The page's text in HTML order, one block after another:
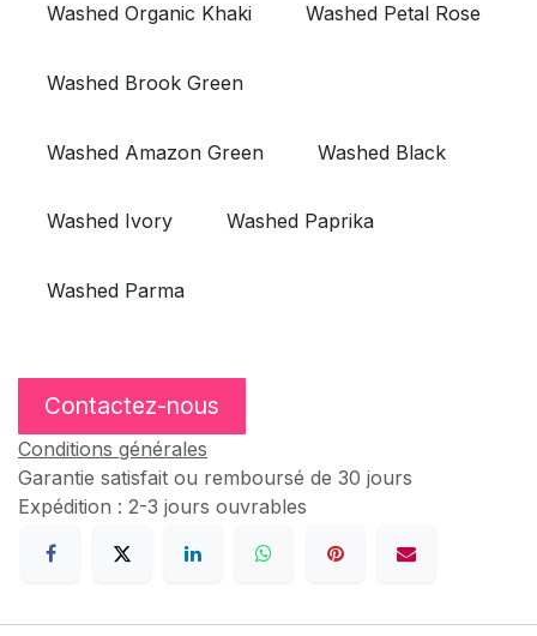
Washed Organic Khaki Washed Petal Rose
Washed Brook Green
Washed Amazon Green Washed Black
Washed Ivory Washed Paprika
Washed Parma
Contactez-nous
Conditions générales
Garantie satisfait ou remboursé de 30 jours
Expédition : 2-3 jours ouvrables